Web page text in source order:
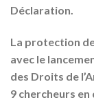
Déclaration.
La protection
avec le
des Droits de
9 chercheurs